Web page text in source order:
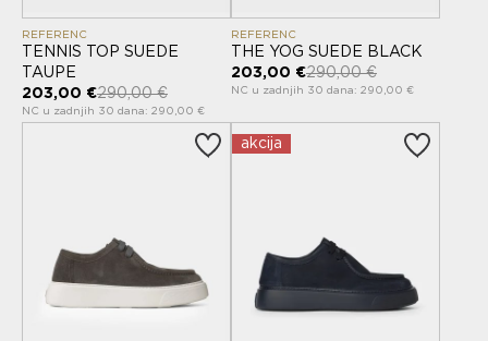
REFERENC
TENNIS TOP SUEDE
TAUPE
203,00 €290,00 €
NC u zadnjih 30 dana: 290,00 €
REFERENC
THE YOG SUEDE BLACK
203,00 €290,00 €
NC u zadnjih 30 dana: 290,00 €
akcija